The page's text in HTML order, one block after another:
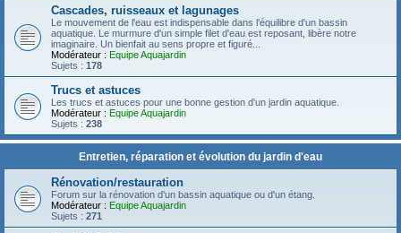
Cascades, ruisseaux et lagunages
Le mouvement de l'eau est indispensable dans l'équilibre d'un bassin
aquatique. Le murmure d'un simple filet d'eau est reposant, libère notre
imaginaire. Un bienfait au sens propre et figuré...
Modérateur : Equipe Aquajardin
Sujets : 178
Trucs et astuces
Les trucs et astuces pour une bonne gestion d'un jardin aquatique.
Modérateur : Equipe Aquajardin
Sujets : 238
Entretien, réparation et évolution du jardin d'eau
Rénovation/restauration
Forum sur la rénovation d'un bassin aquatique ou d'un étang.
Modérateur : Equipe Aquajardin
Sujets : 271